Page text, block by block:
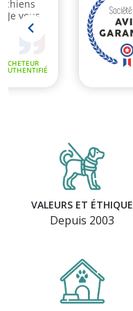
VALEURS ET ÉTHIQUE
Depuis 2003